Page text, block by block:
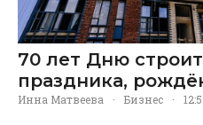
70 лет Дню
праздника,
Инна Матвеева · Бизнес ·